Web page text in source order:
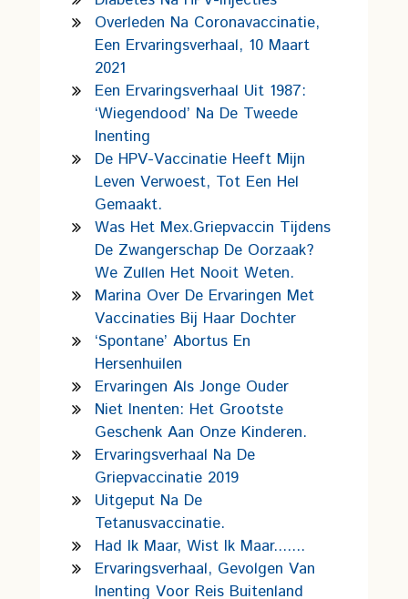
Overleden Na Coronavaccinatie,
Een Ervaringsverhaal, 10 Maart
2021
Een Ervaringsverhaal Uit 1987:
‘wiegendood’ Na De Tweede
Inenting
De HPV-Vaccinatie Heeft Mijn
Leven Verwoest, Tot Een Hel
Gemaakt.
Was Het Mex.griepvaccin Tijdens
De Zwangerschap De Oorzaak?
We Zullen Het Nooit Weten.
Marina Over De Ervaringen Met
Vaccinaties Bij Haar Dochter
‘Spontane’ Abortus En
Hersenhuilen
Ervaringen Als Jonge Ouder
Niet Inenten: Het Grootste
Geschenk Aan Onze Kinderen.
Ervaringsverhaal Na De
Griepvaccinatie 2019
Uitgeput Na De
Tetanusvaccinatie.
Had Ik Maar, Wist Ik Maar.......
Ervaringsverhaal, Gevolgen Van
Inenting Voor Reis Buitenland